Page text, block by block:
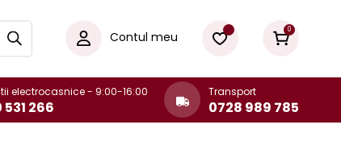
Contul meu 0
electrocasnice - 9:00-16:00
266
Transport
0728 989 785